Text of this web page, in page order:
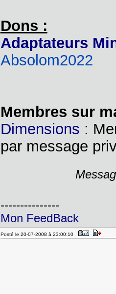
Dons :
Adaptateurs
Absolom2022
Membres sur
Dimensions :
par message
---------------
Mon FeedBack
Posté le 20-07-2008 à 23:00:10